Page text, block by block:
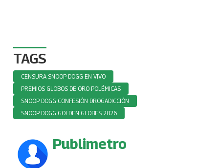
TAGS
CENSURA SNOOP DOGG EN VIVO
PREMIOS GLOBOS DE ORO POLÉMICAS
SNOOP DOGG CONFESIÓN DROGADICCIÓN
SNOOP DOGG GOLDEN GLOBES 2026
Publimetro